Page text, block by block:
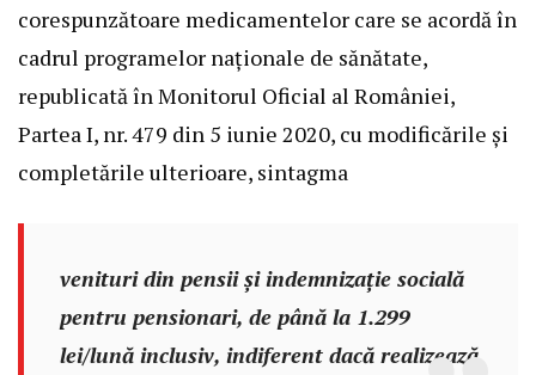
corespunzătoare medicamentelor care se acordă în
cadrul programelor naționale de sănătate,
republicată în Monitorul Oficial al României,
Partea I, nr. 479 din 5 iunie 2020, cu modificările și
completările ulterioare, sintagma
venituri din pensii și indemnizație socială
pentru pensionari, de până la 1.299
lei/lună inclusiv, indiferent dacă realizează